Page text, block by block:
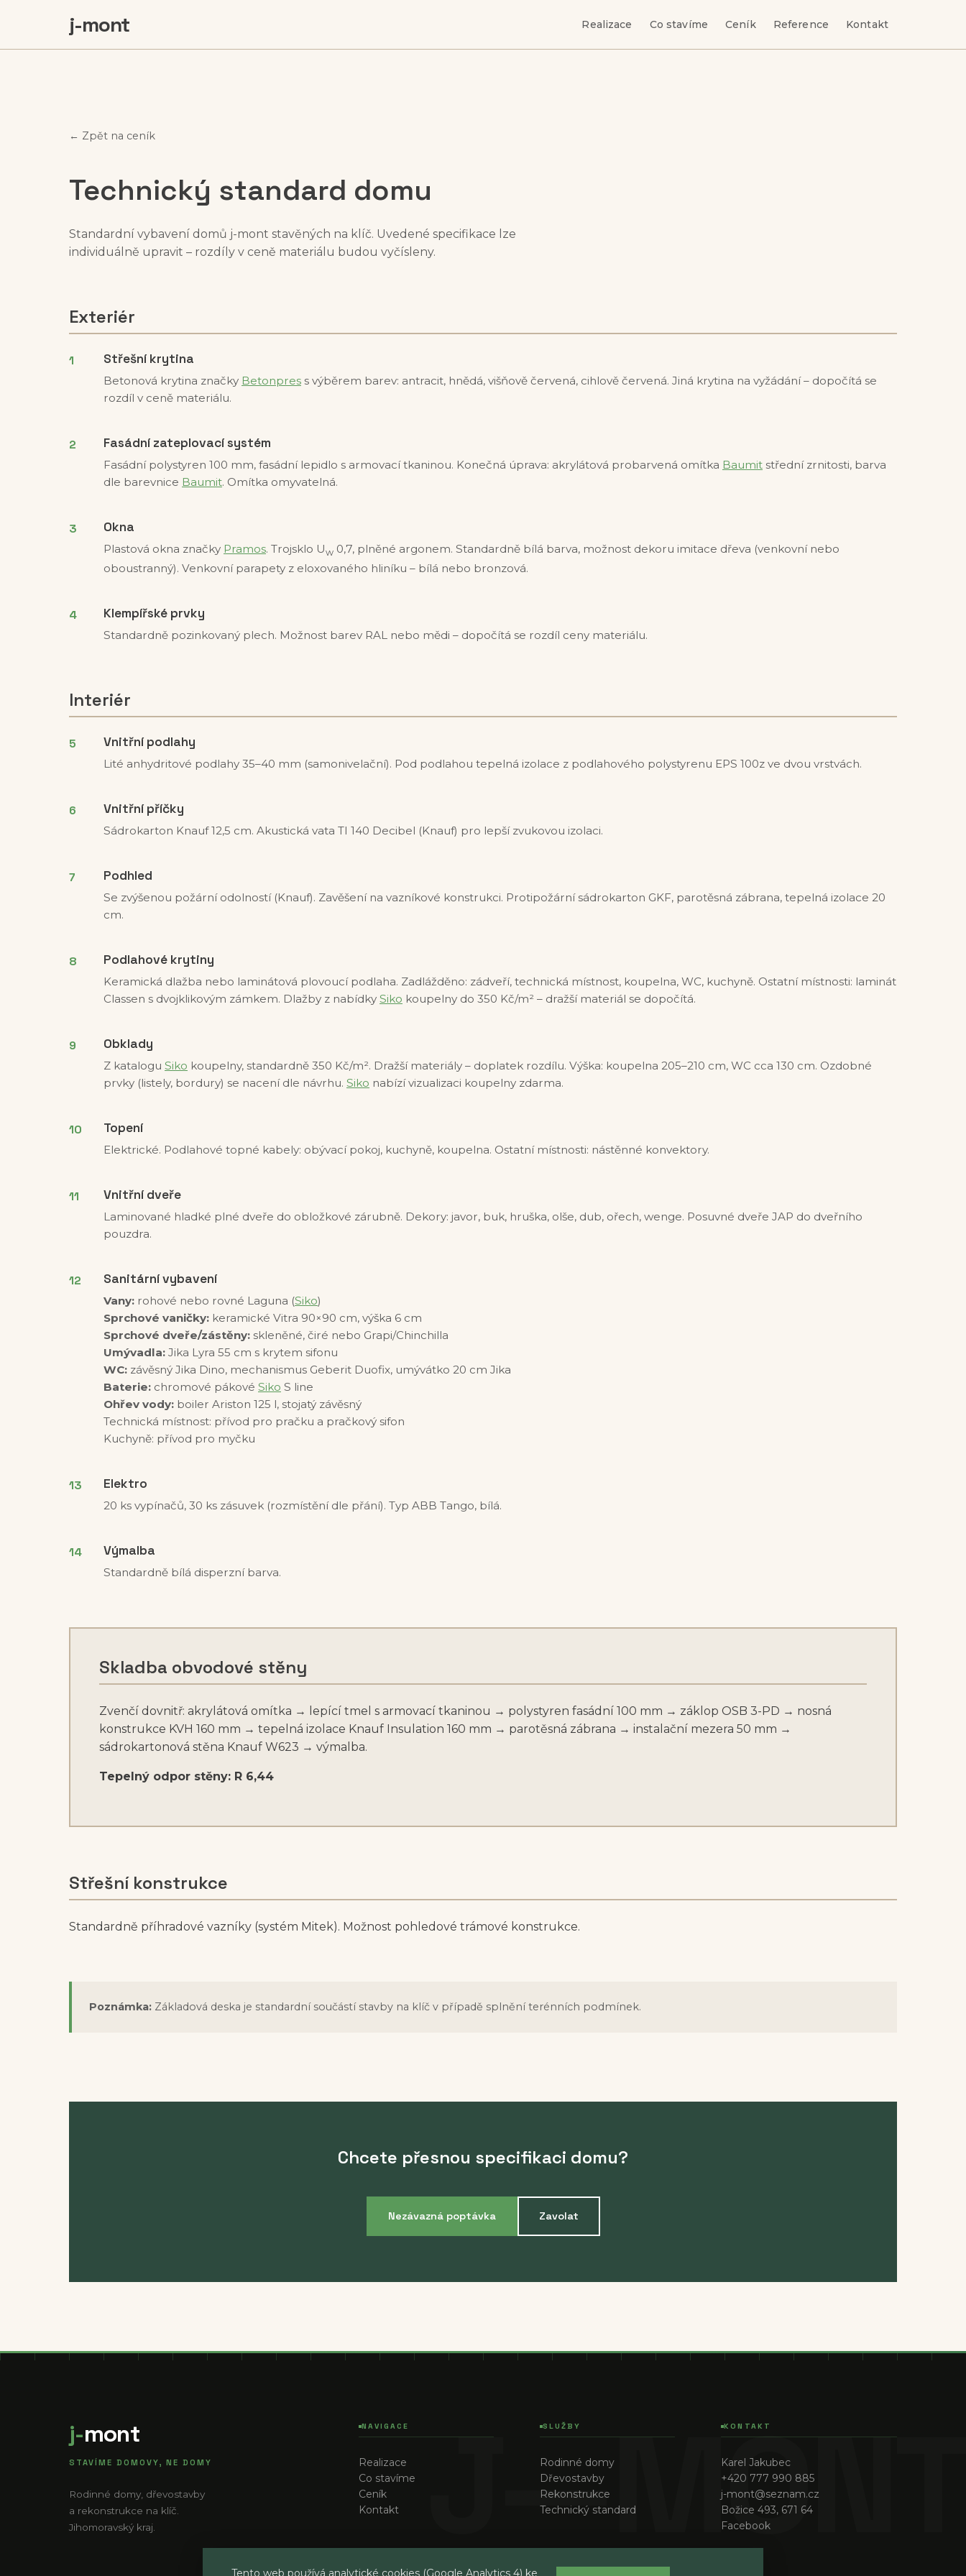
Tento web používá analytické cookies (Google Analytics 4) ke
j-mont Realizace Co stavíme Ceník Reference Kontakt
← Zpět na ceník
Technický standard domu
Standardní vybavení domů j-mont stavěných na klíč. Uvedené specifikace lze
individuálně upravit – rozdíly v ceně materiálu budou vyčísleny.
Exteriér
Střešní krytina
Betonová krytina značky Betonpres s výběrem barev: antracit, hnědá, višňově červená, cihlově červená. Jiná krytina na vyžádání – dopočítá se
rozdíl v ceně materiálu.
Fasádní zateplovací systém
Fasádní polystyren 100 mm, fasádní lepidlo s armovací tkaninou. Konečná úprava: akrylátová probarvená omítka Baumit střední zrnitosti, barva
dle barevnice Baumit. Omítka omyvatelná.
Okna
Plastová okna značky Pramos. Trojsklo Uw 0,7, plněné argonem. Standardně bílá barva, možnost dekoru imitace dřeva (venkovní nebo
oboustranný). Venkovní parapety z eloxovaného hliníku – bílá nebo bronzová.
Klempířské prvky
Standardně pozinkovaný plech. Možnost barev RAL nebo mědi – dopočítá se rozdíl ceny materiálu.
Interiér
Vnitřní podlahy
Lité anhydritové podlahy 35–40 mm (samonivelační). Pod podlahou tepelná izolace z podlahového polystyrenu EPS 100z ve dvou vrstvách.
Vnitřní příčky
Sádrokarton Knauf 12,5 cm. Akustická vata TI 140 Decibel (Knauf) pro lepší zvukovou izolaci.
Podhled
Se zvýšenou požární odolností (Knauf). Zavěšení na vazníkové konstrukci. Protipožární sádrokarton GKF, parotěsná zábrana, tepelná izolace 20
cm.
Podlahové krytiny
Keramická dlažba nebo laminátová plovoucí podlaha. Zadlážděno: zádveří, technická místnost, koupelna, WC, kuchyně. Ostatní místnosti: laminát
Classen s dvojklikovým zámkem. Dlažby z nabídky Siko koupelny do 350 Kč/m² – dražší materiál se dopočítá.
Obklady
Z katalogu Siko koupelny, standardně 350 Kč/m². Dražší materiály – doplatek rozdílu. Výška: koupelna 205–210 cm, WC cca 130 cm. Ozdobné
prvky (listely, bordury) se nacení dle návrhu. Siko nabízí vizualizaci koupelny zdarma.
Topení
Elektrické. Podlahové topné kabely: obývací pokoj, kuchyně, koupelna. Ostatní místnosti: nástěnné konvektory.
Vnitřní dveře
Laminované hladké plné dveře do obložkové zárubně. Dekory: javor, buk, hruška, olše, dub, ořech, wenge. Posuvné dveře JAP do dveřního
pouzdra.
Sanitární vybavení
Vany: rohové nebo rovné Laguna (Siko)
Sprchové vaničky: keramické Vitra 90×90 cm, výška 6 cm
Sprchové dveře/zástěny: skleněné, čiré nebo Grapi/Chinchilla
Umývadla: Jika Lyra 55 cm s krytem sifonu
WC: závěsný Jika Dino, mechanismus Geberit Duofix, umývátko 20 cm Jika
Baterie: chromové pákové Siko S line
Ohřev vody: boiler Ariston 125 l, stojatý závěsný
Technická místnost: přívod pro pračku a pračkový sifon
Kuchyně: přívod pro myčku
Elektro
20 ks vypínačů, 30 ks zásuvek (rozmístění dle přání). Typ ABB Tango, bílá.
Výmalba
Standardně bílá disperzní barva.
Skladba obvodové stěny
Zvenčí dovnitř: akrylátová omítka → lepící tmel s armovací tkaninou → polystyren fasádní 100 mm → záklop OSB 3-PD → nosná
konstrukce KVH 160 mm → tepelná izolace Knauf Insulation 160 mm → parotěsná zábrana → instalační mezera 50 mm →
sádrokartonová stěna Knauf W623 → výmalba.
Tepelný odpor stěny: R 6,44
Střešní konstrukce
Standardně příhradové vazníky (systém Mitek). Možnost pohledové trámové konstrukce.
Poznámka: Základová deska je standardní součástí stavby na klíč v případě splnění terénních podmínek.
Chcete přesnou specifikaci domu?
Nezávazná poptávka Zavolat
j-mont
STAVÍME DOMOVY, NE DOMY
Rodinné domy, dřevostavby
a rekonstrukce na klíč.
Jihomoravský kraj.
NAVIGACE
Realizace
Co stavíme
Ceník
Kontakt
SLUŽBY
Rodinné domy
Dřevostavby
Rekonstrukce
Technický standard
KONTAKT
Karel Jakubec
+420 777 990 885
j-mont@seznam.cz
Božice 493, 671 64
Facebook